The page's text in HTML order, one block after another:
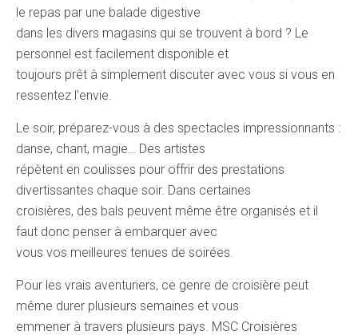
le repas par une balade digestive
dans les divers magasins qui se trouvent à bord ? Le
personnel est facilement disponible et
toujours prêt à simplement discuter avec vous si vous en
ressentez l’envie.
Le soir, préparez-vous à des spectacles impressionnants :
danse, chant, magie… Des artistes
répètent en coulisses pour offrir des prestations
divertissantes chaque soir. Dans certaines
croisières, des bals peuvent même être organisés et il
faut donc penser à embarquer avec
vous vos meilleures tenues de soirées.
Pour les vrais aventuriers, ce genre de croisière peut
même durer plusieurs semaines et vous
emmener à travers plusieurs pays. MSC Croisières